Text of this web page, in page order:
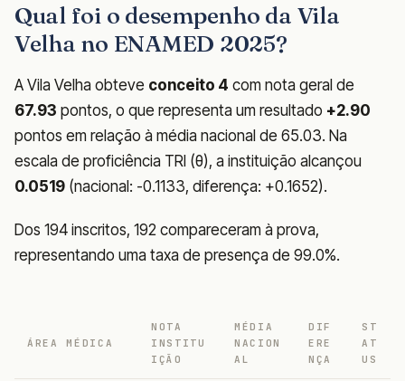
Qual foi o desempenho da Vila
Velha no ENAMED 2025?
A Vila Velha obteve conceito 4 com nota geral de
67.93 pontos, o que representa um resultado +2.90
pontos em relação à média nacional de 65.03. Na
escala de proficiência TRI (θ), a instituição alcançou
0.0519 (nacional: -0.1133, diferença: +0.1652).
Dos 194 inscritos, 192 compareceram à prova,
representando uma taxa de presença de 99.0%.
ÁREA MÉDICA
NOTA
INSTITU
IÇÃO
MÉDIA
NACION
AL
DIF
ERE
NÇA
ST
AT
US